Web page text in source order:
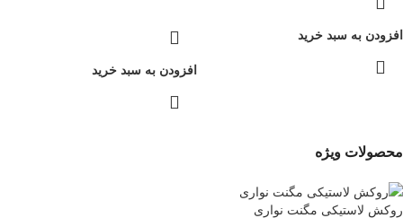
محصولات ویژه
روکش لاستیکی مگنت نواری
افزودن به سبد خرید
افزودن به سبد خرید